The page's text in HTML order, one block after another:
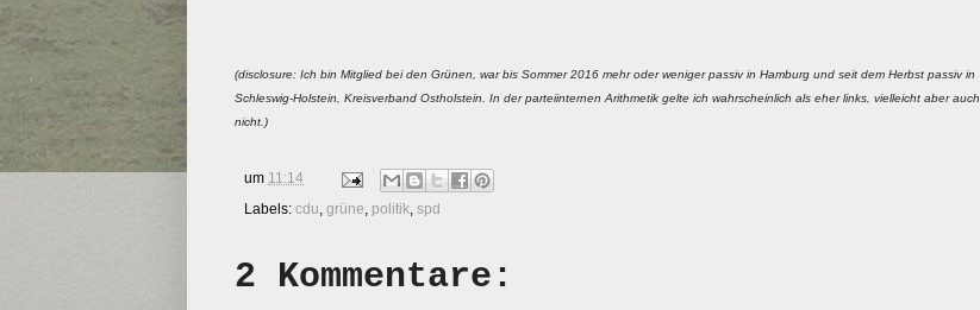
(disclosure: Ich bin Mitglied bei den Grünen, war bis Sommer 2016 mehr oder weniger passiv in Hamburg und seit dem Herbst passiv in
Schleswig-Holstein, Kreisverband Ostholstein. In der parteiinternen Arithmetik gelte ich wahrscheinlich als eher links, vielleicht aber auch
nicht.)
um 11:14
Labels: cdu grüne politik spd
2 Kommentare: